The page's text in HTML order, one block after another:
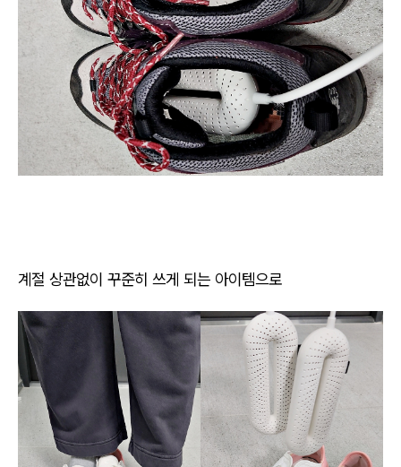
계절 상관없이 꾸준히 쓰게 되는 아이템으로